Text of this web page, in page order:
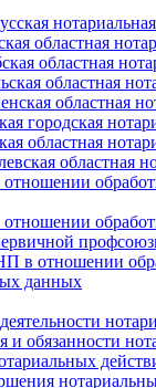
областная
областная
областная
областная
городская
областная
областная
в отношении
данных
и обязанности